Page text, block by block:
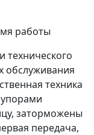
работы
технического
обслуживания
техника
заторможены
передача,